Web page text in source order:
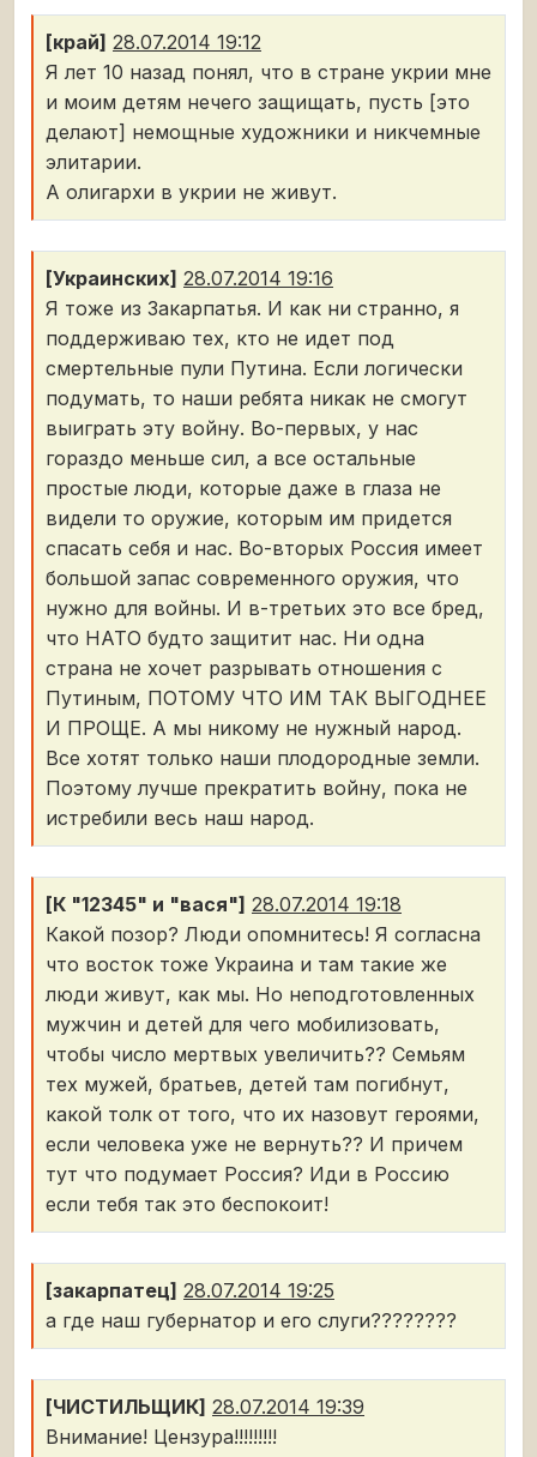
[край] 28.07.2014 19:12
Я лет 10 назад понял, что в стране укрии мне
и моим детям нечего защищать, пусть [это
делают] немощные художники и никчемные
элитарии.
А олигархи в укрии не живут.
[Украинских] 28.07.2014 19:16
Я тоже из Закарпатья. И как ни странно, я
поддерживаю тех, кто не идет под
смертельные пули Путина. Если логически
подумать, то наши ребята никак не смогут
выиграть эту войну. Во-первых, у нас
гораздо меньше сил, а все остальные
простые люди, которые даже в глаза не
видели то оружие, которым им придется
спасать себя и нас. Во-вторых Россия имеет
большой запас современного оружия, что
нужно для войны. И в-третьих это все бред,
что НАТО будто защитит нас. Ни одна
страна не хочет разрывать отношения с
Путиным, ПОТОМУ ЧТО ИМ ТАК ВЫГОДНЕЕ
И ПРОЩЕ. А мы никому не нужный народ.
Все хотят только наши плодородные земли.
Поэтому лучше прекратить войну, пока не
истребили весь наш народ.
[К "12345" и "вася"] 28.07.2014 19:18
Какой позор? Люди опомнитесь! Я согласна
что восток тоже Украина и там такие же
люди живут, как мы. Но неподготовленных
мужчин и детей для чего мобилизовать,
чтобы число мертвых увеличить?? Семьям
тех мужей, братьев, детей там погибнут,
какой толк от того, что их назовут героями,
если человека уже не вернуть?? И причем
тут что подумает Россия? Иди в Россию
если тебя так это беспокоит!
[закарпатец] 28.07.2014 19:25
а где наш губернатор и его слуги????????
[ЧИСТИЛЬЩИК] 28.07.2014 19:39
Внимание! Цензура!!!!!!!!!